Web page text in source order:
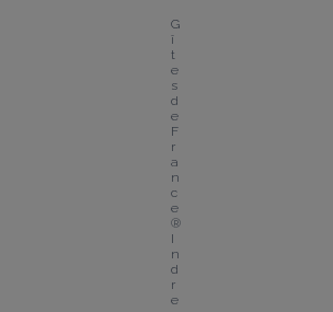
G
î
t
e
s
d
e
F
r
a
n
c
e
®
I
n
d
r
e